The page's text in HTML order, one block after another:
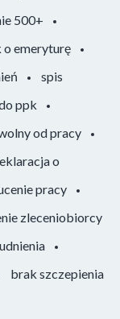
500+
o emeryturę
spis
ppk
od pracy
o
pracy
zleceniobiorcy
brak szczepienia